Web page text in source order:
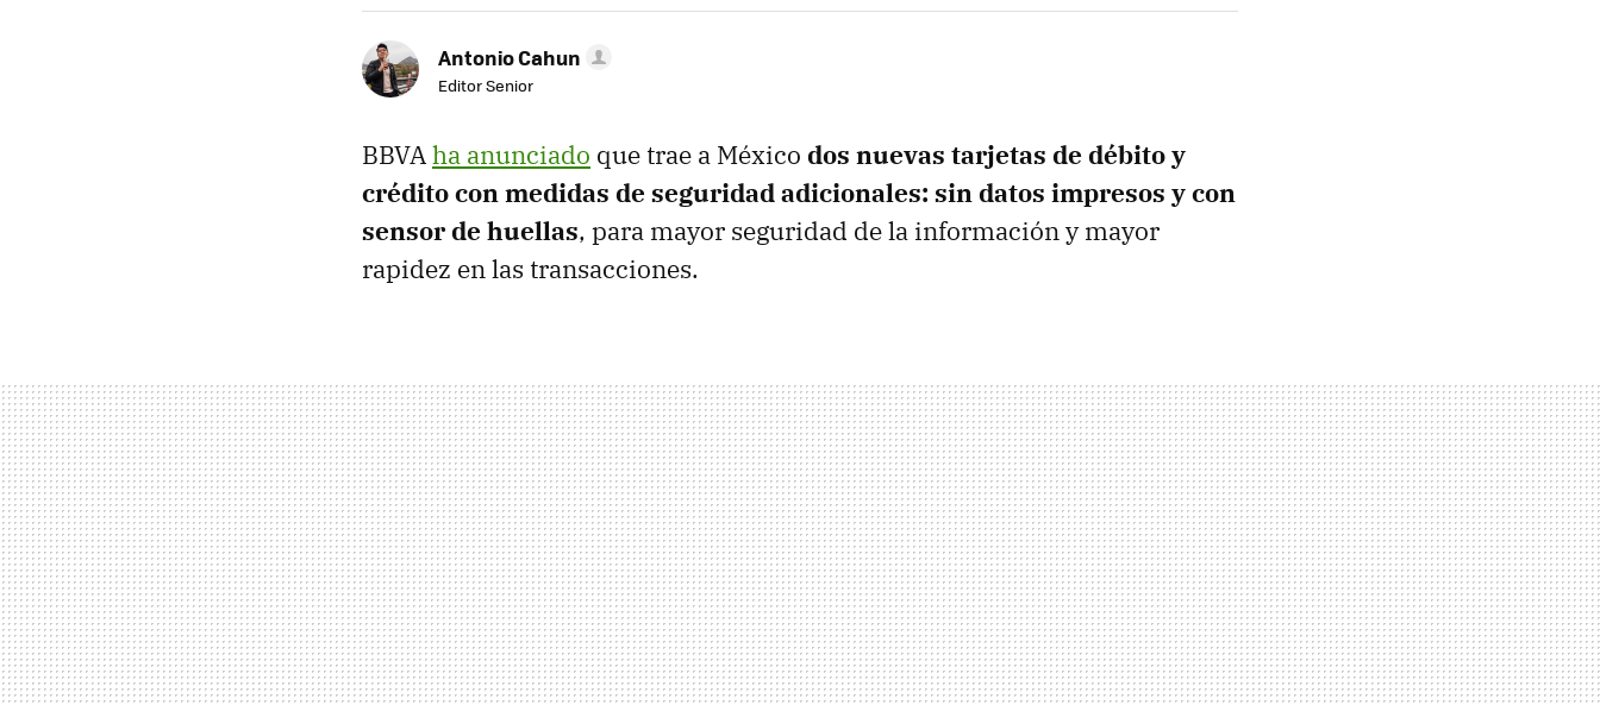
Antonio Cahun
Editor Senior
BBVAha anunciado que trae a México dos nuevas tarjetas de débito y
crédito con medidas de seguridad adicionales: sin datos impresos y con
sensor de huellas, para mayor seguridad de la información y mayor
rapidez en las transacciones.